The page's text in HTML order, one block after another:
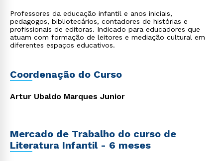
Professores da educação infantil e anos iniciais,
pedagogos, bibliotecários, contadores de histórias e
profissionais de editoras. Indicado para educadores que
atuam com formação de leitores e mediação cultural em
diferentes espaços educativos.
Coordenação do Curso
Artur Ubaldo Marques Junior
Mercado de Trabalho do curso de
Literatura Infantil - 6 meses